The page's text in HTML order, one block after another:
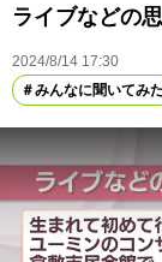
ライブなどの
2024/8/14 17:30
みんなに聞いてみた